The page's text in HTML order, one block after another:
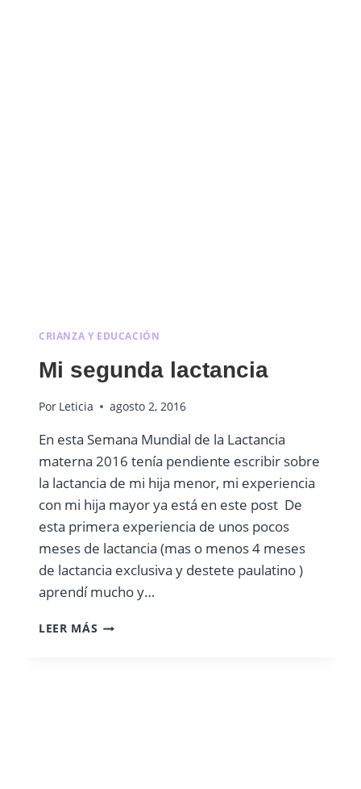
CRIANZA Y EDUCACIÓN
Mi segunda lactancia
Por Leticia agosto 2, 2016
En esta Semana Mundial de la Lactancia
materna 2016 tenía pendiente escribir sobre
la lactancia de mi hija menor, mi experiencia
con mi hija mayor ya está en este post De
esta primera experiencia de unos pocos
meses de lactancia (mas o menos 4 meses
de lactancia exclusiva y destete paulatino )
aprendí mucho y…
LEER MÁS MI